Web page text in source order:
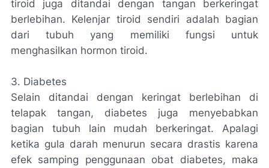
tiroid juga ditandai dengan tangan berkeringat
berlebihan. Kelenjar tiroid sendiri adalah bagian
dari tubuh yang memiliki fungsi untuk
menghasilkan hormon tiroid.
3. Diabetes
Selain ditandai dengan keringat berlebihan di
telapak tangan, diabetes juga menyebabkan
bagian tubuh lain mudah berkeringat. Apalagi
ketika gula darah menurun secara drastis karena
efek samping penggunaan obat diabetes, maka